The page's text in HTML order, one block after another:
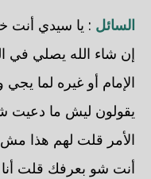
السائل : يا سيدي أنت
إن شاء الله يصلي في
الإمام أو غيره لما
يقولون ليش ما دعيت
الأمر قلت لهم هذا
أنت شو بعرفك قلت